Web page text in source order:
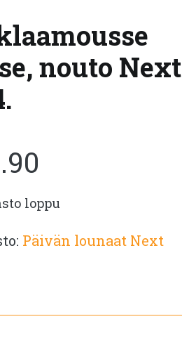
nouto Next
loppu
Päivän lounaat Next